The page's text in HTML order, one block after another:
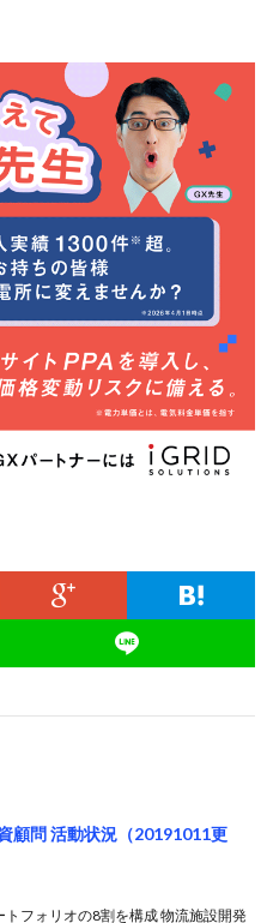
顧問 活動状況（20191011更
フォリオの8割を構成 物流施設開発